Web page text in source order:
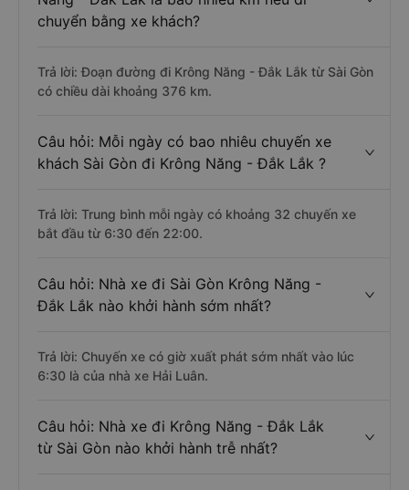
chuyển bằng xe khách?
Trả lời: Đoạn đường đi Krông Năng - Đắk Lắk từ Sài Gòn
có chiều dài khoảng 376 km.
Câu hỏi: Mỗi ngày có bao nhiêu chuyến xe
khách Sài Gòn đi Krông Năng - Đắk Lắk ?
Trả lời: Trung bình mỗi ngày có khoảng 32 chuyến xe
bắt đầu từ 6:30 đến 22:00.
Câu hỏi: Nhà xe đi Sài Gòn Krông Năng -
Đắk Lắk nào khởi hành sớm nhất?
Trả lời: Chuyến xe có giờ xuất phát sớm nhất vào lúc
6:30 là của nhà xe Hải Luân.
Câu hỏi: Nhà xe đi Krông Năng - Đắk Lắk
từ Sài Gòn nào khởi hành trễ nhất?